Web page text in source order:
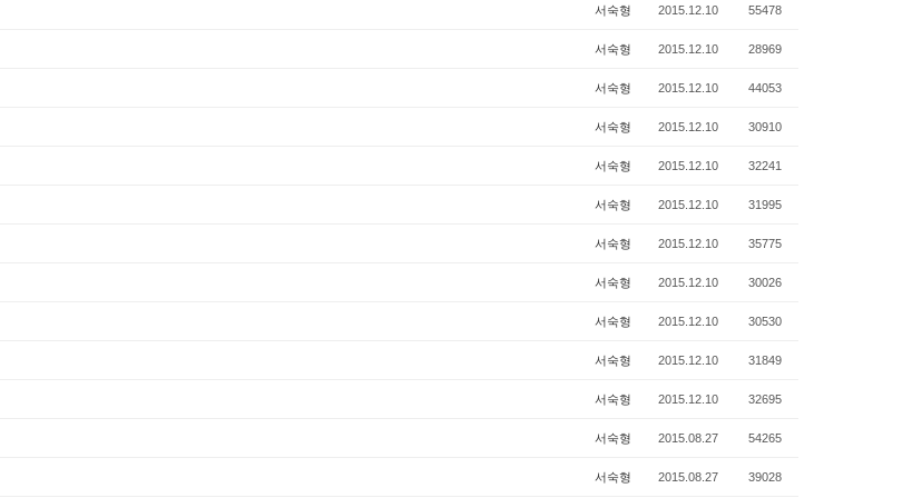
서숙형 2015.12.10 55478
서숙형 2015.12.10 28969
서숙형 2015.12.10 44053
서숙형 2015.12.10 30910
서숙형 2015.12.10 32241
서숙형 2015.12.10 31995
서숙형 2015.12.10 35775
서숙형 2015.12.10 30026
서숙형 2015.12.10 30530
서숙형 2015.12.10 31849
서숙형 2015.12.10 32695
서숙형 2015.08.27 54265
서숙형 2015.08.27 39028